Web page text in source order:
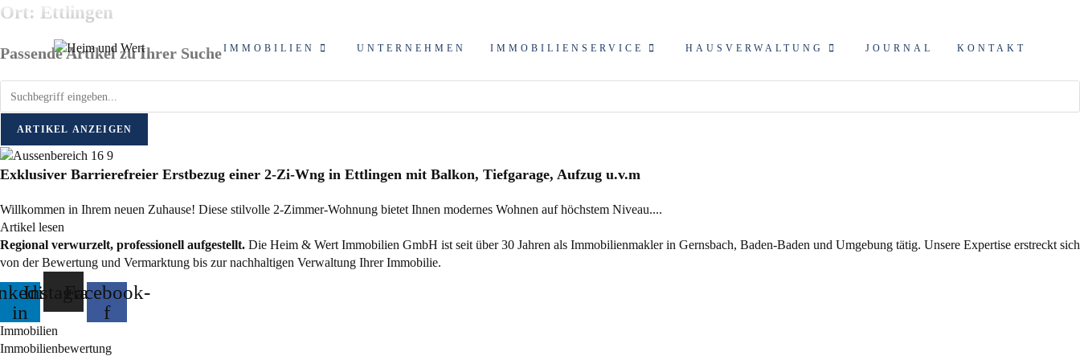
Zum
Inhalt
IMMOBILIEN UNTERNEHMEN IMMOBILIENSERVICE HAUSVERWALTUNG JOURNAL KONTAKT
Ort: Ettlingen
Passende Artikel zu Ihrer Suche
ARTIKEL ANZEIGEN
Exklusiver Barrierefreier Erstbezug einer 2-Zi-Wng in Ettlingen mit Balkon, Tiefgarage, Aufzug u.v.m
Willkommen in Ihrem neuen Zuhause! Diese stilvolle 2-Zimmer-Wohnung bietet Ihnen modernes Wohnen auf höchstem Niveau....
Artikel lesen
Regional verwurzelt, professionell aufgestellt. Die Heim & Wert Immobilien GmbH ist seit über 30 Jahren als Immobilienmakler in Gernsbach, Baden-Baden und Umgebung tätig. Unsere Expertise erstreckt sich
von der Bewertung und Vermarktung bis zur nachhaltigen Verwaltung Ihrer Immobilie.
in
InstagramFacebook-
f
Immobilien
Immobilienbewertung